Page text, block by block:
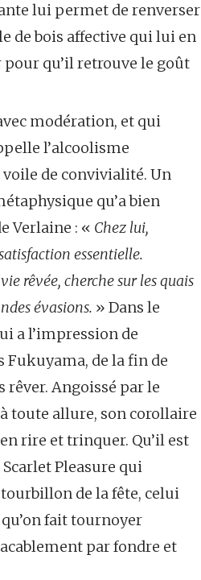
lui permet de renverser
de bois affective qui lui en
qu’il retrouve le goût
modération, et qui
l’alcoolisme
de convivialité. Un
qu’a bien
Verlaine : « Chez lui,
essentielle.
rêvée, cherche sur les quais
évasions. » Dans le
a l’impression de
de la fin de
rêver. Angoissé par le
toute allure, son corollaire
rire et trinquer. Qu’il est
Scarlet Pleasure qui
de la fête, celui
fait tournoyer
par fondre et